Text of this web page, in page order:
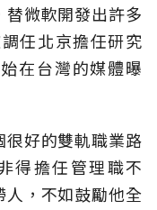
微軟開發出許多
任北京擔任研究
在台灣的媒體曝
好的雙軌職業路
得擔任管理職不
，不如鼓勵他全